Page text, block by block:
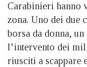
Carabinieri hanno
zona. Uno dei due
borsa da donna,
l’intervento dei
riusciti a scappare